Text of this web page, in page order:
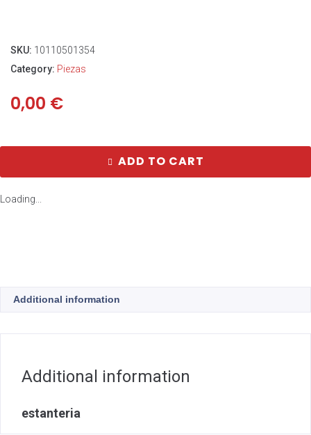
SKU: 10110501354
Category: Piezas
0,00 €
ADD TO CART
Loading...
Additional information
Additional information
estanteria